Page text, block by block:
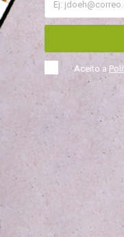
Aceito a